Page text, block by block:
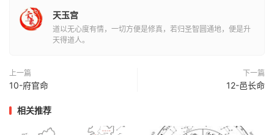
天玉宫
道以无心度有情，一切方便是修真，若归圣智圆通地，便是升
天得道人。
上一篇
10-府官命
下一篇
12-邑长命
相关推荐